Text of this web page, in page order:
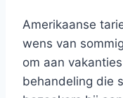
Amerikaanse
wens van
om aan
behandeling die